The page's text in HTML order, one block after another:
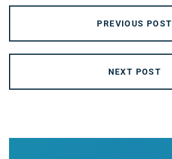
PREVIOUS POST
NEXT POST